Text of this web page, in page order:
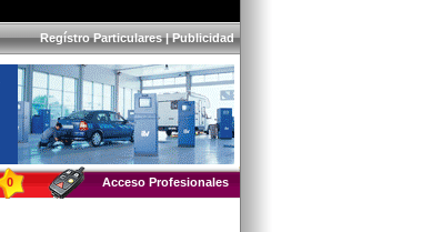
Regístro Particulares|Publicidad
0 Acceso Profesionales